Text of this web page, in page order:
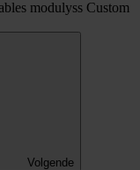
Volgende